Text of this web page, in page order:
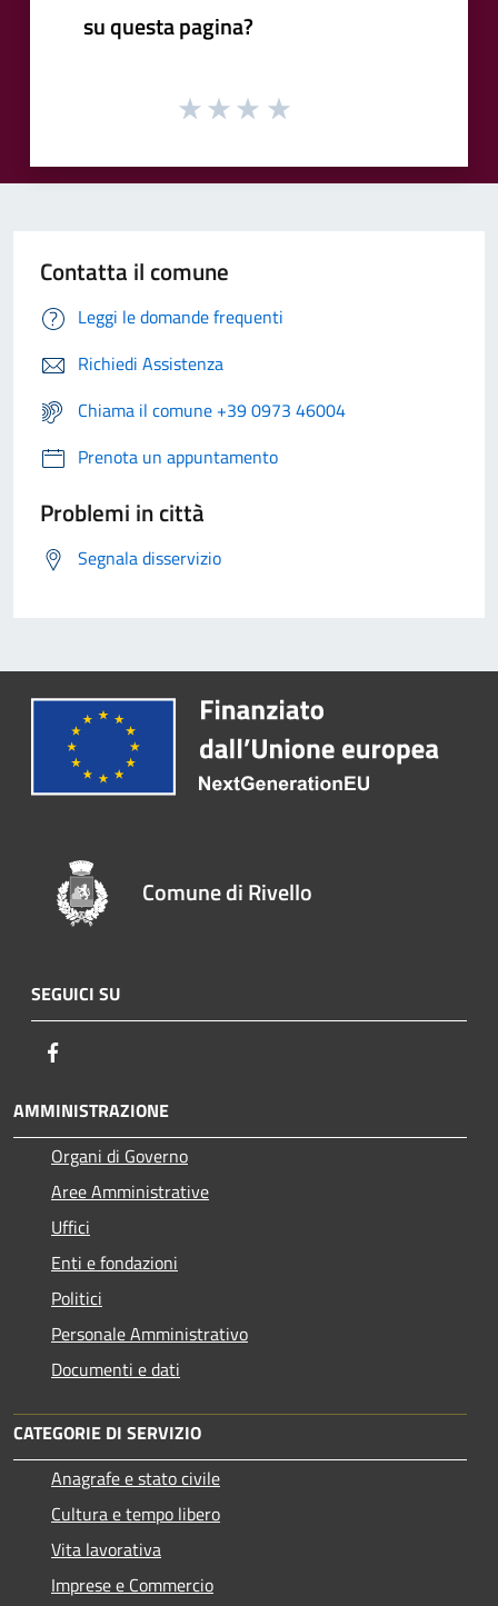
su questa pagina?
Contatta il comune
Leggi le domande frequenti
Richiedi Assistenza
Chiama il comune +39 0973 46004
Prenota un appuntamento
Problemi in città
Segnala disservizio
Comune di Rivello
SEGUICI SU
AMMINISTRAZIONE
Organi di Governo
Aree Amministrative
Uffici
Enti e fondazioni
Politici
Personale Amministrativo
Documenti e dati
CATEGORIE DI SERVIZIO
Anagrafe e stato civile
Cultura e tempo libero
Vita lavorativa
Imprese e Commercio